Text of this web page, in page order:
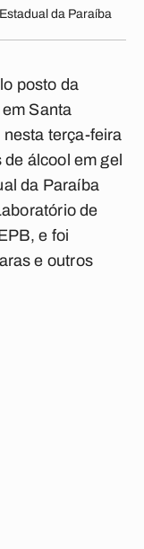
da Paraíba
posto da
Santa
terça-feira
álcool em gel
da Paraíba
de
e foi
e outros